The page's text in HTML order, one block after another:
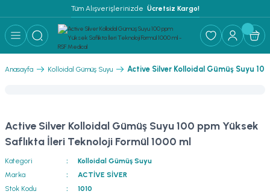
Tüm Alışverişlerinizde Ücretsiz Kargo!
Anasayfa Kolloidal Gümüş Suyu Active Silver Kolloidal Gümüş Suyu
Active Silver Kolloidal Gümüş Suyu 100 ppm Yüksek
Saflıkta İleri Teknoloji Formül 1000 ml
Kategori
Kolloidal Gümüş Suyu
Marka
ACTİVE SİVER
Stok Kodu
1010